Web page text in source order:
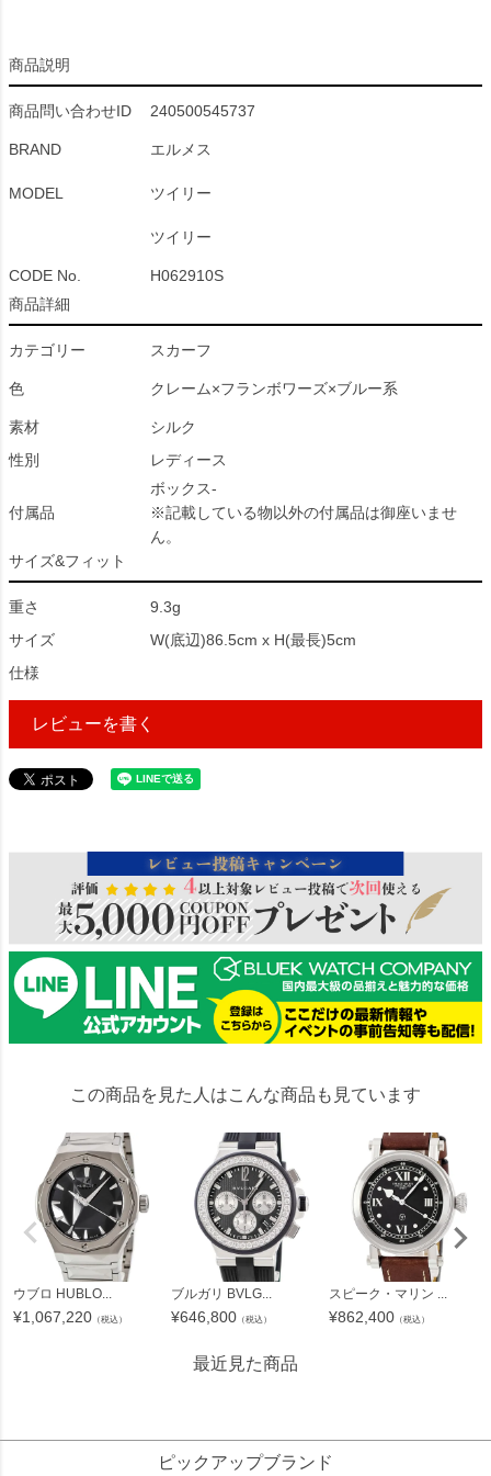
商品説明
商品問い合わせID 240500545737
BRAND エルメス
MODEL ツイリー
ツイリー
CODE No.
H062910S
商品詳細
カテゴリー スカーフ
色 クレーム×フランボワーズ×ブルー系
素材
シルク
性別
レディース
付属品
ボックス-
※記載している物以外の付属品は御座いませ
ん。
サイズ&フィット
重さ
9.3g
サイズ
W(底辺)86.5cm x H(最長)5cm
仕様
レビューを書く
この商品を見た人はこんな商品も見ています
ウブロ HUBLO...
¥1,067,220 （税込）
ブルガリ BVLG...
¥646,800 （税込）
スピーク・マリン ...
¥862,400 （税込）
最近見た商品
ピックアップブランド